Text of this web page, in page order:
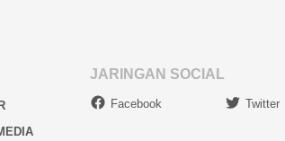
JARINGAN SOCIAL
Facebook Twitter